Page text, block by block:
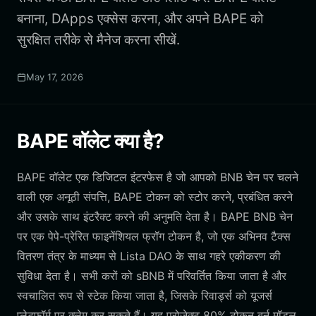
बनाना, DApps एक्सेस करना, और अपने BAPE को
सुरक्षित तरीके से मैनेज करना सीखें.
May 17, 2026
BAPE वॉलेट क्या है?
BAPE वॉलेट एक डिजिटल इंटरफेस है जो आपको BNB चेन पर चलने
वाली एक अनूठी संपत्ति, BAPE टोकन को स्टोर करने, प्रबंधित करने
और उसके साथ इंटरैक्ट करने की अनुमति देता है। BAPE BNB चेन
पर एक पेपे-प्रेरित फाइनेंशियल फ्रॉग टोकन है, जो एक अभिनव टैक्स
वितरण तंत्र के माध्यम से Lista DAO के साथ गहरे एकीकरण की
सुविधा देता है। सभी करों को sBNB में परिवर्तित किया जाता है और
स्वचालित रूप से स्टेक किया जाता है, जिसके रिवार्ड्स को यूजर्स